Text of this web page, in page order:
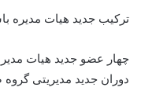
ترکیب جدید هیات مدیره
چهار عضو جدید هیات
دوران جدید مدیریتی